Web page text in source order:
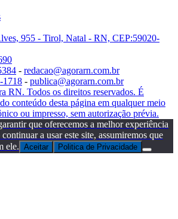
955 - Tirol, Natal - RN, CEP:59020-
- redacao@agorarn.com.br
1718 - publica@agorarn.com.br
RN. Todos os direitos reservados. É
conteúdo desta página em qualquer meio
ou impresso, sem autorização prévia.
que oferecemos a melhor experiência
a usar este site, assumiremos que
ele. Aceitar Politica de Privacidade